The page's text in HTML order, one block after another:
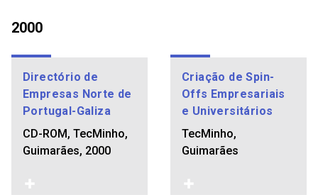
2000
Directório de
Empresas Norte de
Portugal-Galiza
CD-ROM, TecMinho,
Guimarães, 2000
Criação de Spin-
Offs Empresariais
e Universitários
TecMinho,
Guimarães